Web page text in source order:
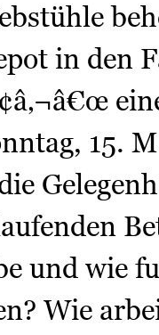
in den
15.
und wie
Wie